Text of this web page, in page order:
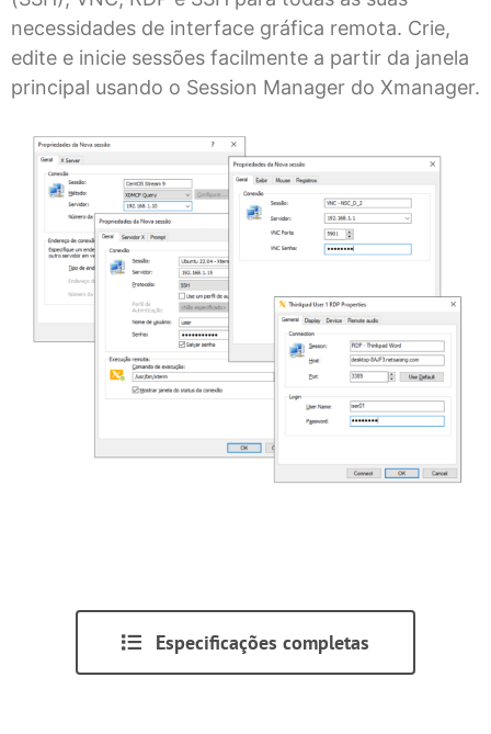
necessidades de interface gráfica remota. Crie,
edite e inicie sessões facilmente a partir da janela
principal usando o Session Manager do Xmanager.
Especificações completas